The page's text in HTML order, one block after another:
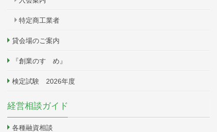
特定商工業者
貸会場のご案内
『創業のすゝめ』
検定試験 2026年度
経営相談ガイド
各種融資相談